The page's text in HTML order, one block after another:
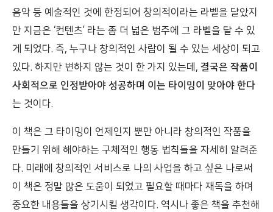
음악 등 예술적인 것에 한정되어 창의적이라는 라벨을 달았지
만 지금은 ‘컨텐츠’ 라는 좀 더 넓은 범주에 그 라벨을 달 수 있
게 되었다. 즉, 누구나 창의적인 사람이 될 수 있는 세상이 되고
있다. 하지만 변하지 않는 것이 한 가지 있는데, 결국은 작품이
사회적으로 인정받아야 성공하며 이는 타이밍이 맞아야 한다
는 것이다.
이 책은 그 타이밍이 언제인지 뿐만 아니라 창의적인 작품을
만들기 위해 해야하는 구체적인 행동 법칙들을 자세히 알려준
다. 미래에 창의적인 서비스로 나의 사업을 하고 싶은 나로써
이 책은 정말 많은 도움이 되었고 필요할 때마다 재독을 하며
중요한 내용들을 상기시킬 생각이다. 역시나 좋은 책을 추천해